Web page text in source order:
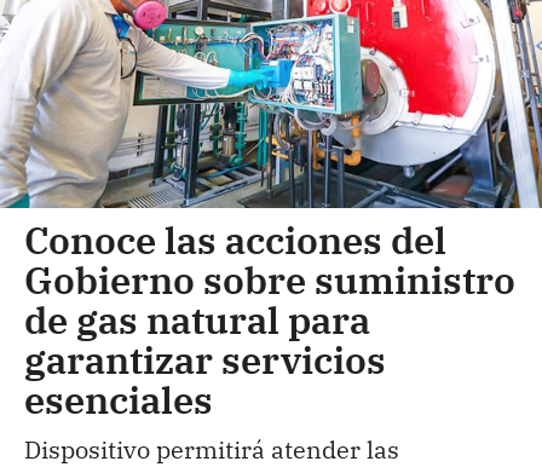
Conoce las acciones del
Gobierno sobre suministro
de gas natural para
garantizar servicios
esenciales
Dispositivo permitirá atender las